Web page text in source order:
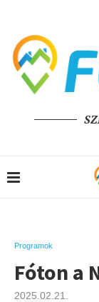
Programok
Fóton a
2025.02.21.